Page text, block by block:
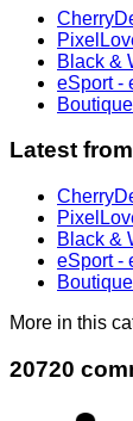
Black &
eSport -
Latest from
Black &
eSport -
More in this
20720